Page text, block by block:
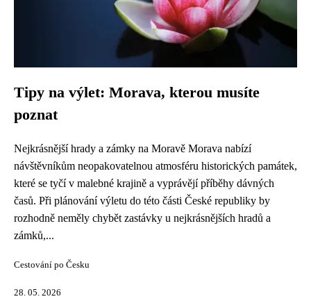
Tipy na výlet: Morava, kterou musíte
poznat
Nejkrásnější hrady a zámky na Moravě Morava nabízí
návštěvníkům neopakovatelnou atmosféru historických památek,
které se tyčí v malebné krajině a vyprávějí příběhy dávných
časů. Při plánování výletu do této části České republiky by
rozhodně neměly chybět zastávky u nejkrásnějších hradů a
zámků,...
Cestování po Česku
28. 05. 2026